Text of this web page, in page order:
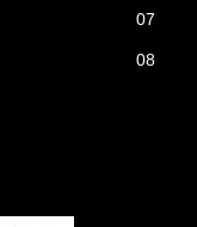
07
08